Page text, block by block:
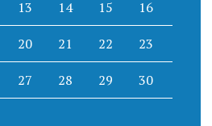
13 14 15 16
20 21 22 23
27 28 29 30